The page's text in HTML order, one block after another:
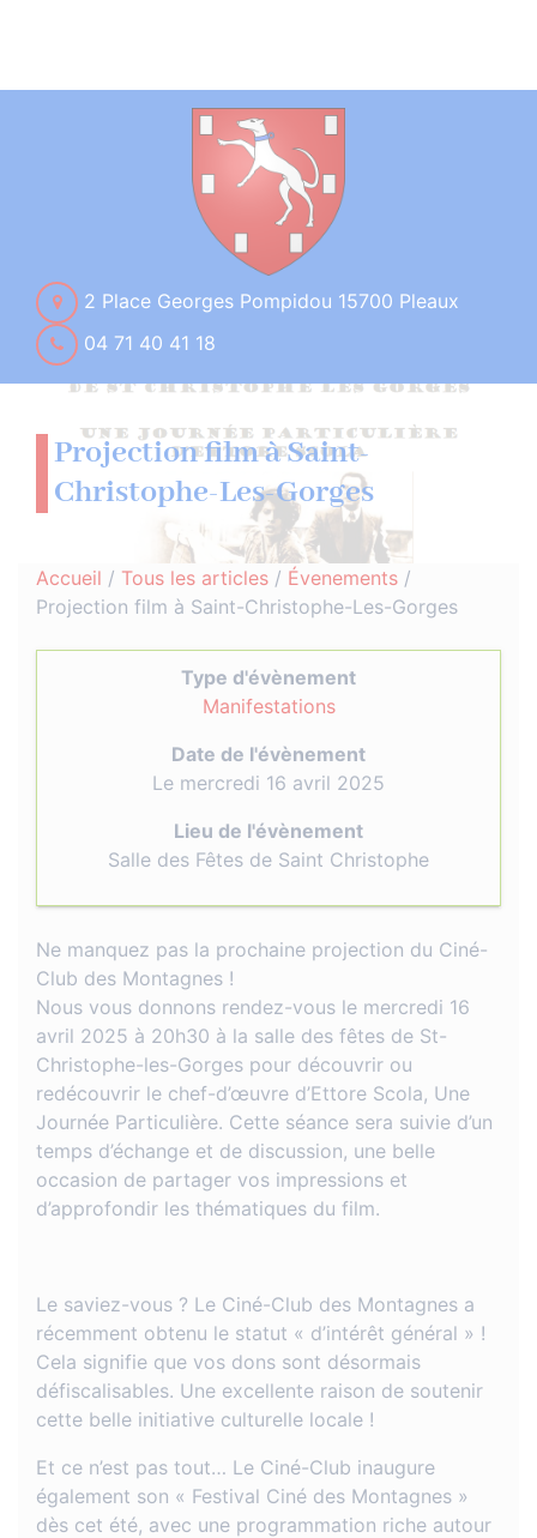
2 Place Georges Pompidou 15700 Pleaux
04 71 40 41 18
Projection film à Saint-
Christophe-Les-Gorges
Accueil / Tous les articles / Évenements /
Projection film à Saint-Christophe-Les-Gorges
Type d'évènement
Manifestations
Date de l'évènement
Le mercredi 16 avril 2025
Lieu de l'évènement
Salle des Fêtes de Saint Christophe
Ne manquez pas la prochaine projection du Ciné-
Club des Montagnes !
Nous vous donnons rendez-vous le mercredi 16
avril 2025 à 20h30 à la salle des fêtes de St-
Christophe-les-Gorges pour découvrir ou
redécouvrir le chef-d’œuvre d’Ettore Scola, Une
Journée Particulière. Cette séance sera suivie d’un
temps d’échange et de discussion, une belle
occasion de partager vos impressions et
d’approfondir les thématiques du film.
Le saviez-vous ? Le Ciné-Club des Montagnes a
récemment obtenu le statut « d’intérêt général » !
Cela signifie que vos dons sont désormais
défiscalisables. Une excellente raison de soutenir
cette belle initiative culturelle locale !
Et ce n’est pas tout… Le Ciné-Club inaugure
également son « Festival Ciné des Montagnes »
dès cet été, avec une programmation riche autour